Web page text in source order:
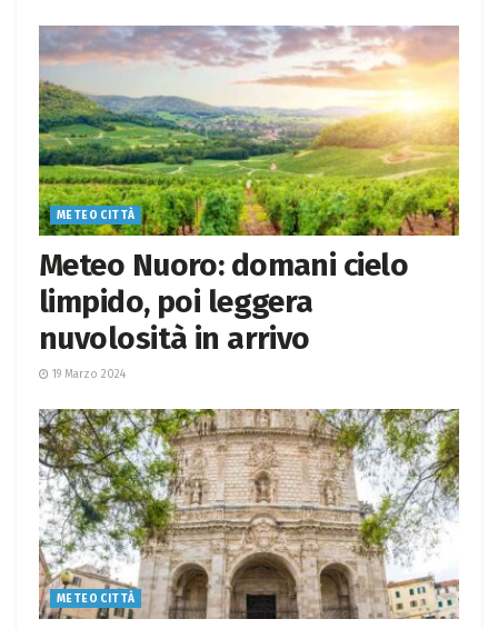
METEO CITTÀ
Meteo Nuoro: domani cielo
limpido, poi leggera
nuvolosità in arrivo
19 Marzo 2024
METEO CITTÀ